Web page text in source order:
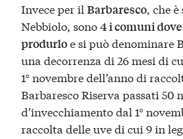
Invece per ilBarbaresco, che
Nebbiolo, sono4 i comuni
produrloe si può denominare
una decorrenza di 26 mesi di
1° novembre dell’anno di
Barbaresco Riserva passati 50
d’invecchiamento dal 1°
raccolta delle uve di cui 9 in